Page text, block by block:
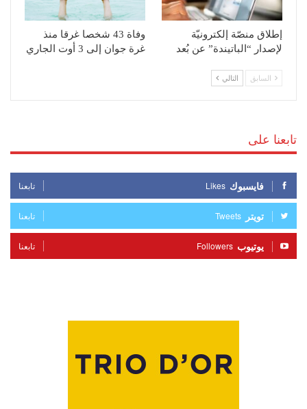
إطلاق منصّة إلكترونيّة
لإصدار “الباتيندة” عن بُعد
وفاة 43 شخصا غرقا منذ
غرة جوان إلى 3 أوت الجاري
السابق التالي
تابعنا على
فايسبوك Likes تابعنا
تويتر Tweets تابعنا
يوتيوب Followers تابعنا